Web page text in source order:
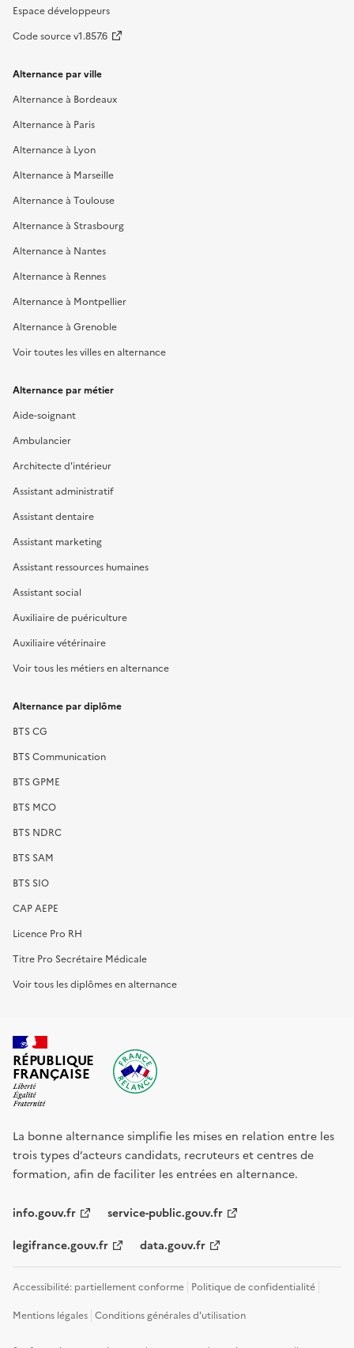
Espace développeurs
Code source v1.857.6
Alternance par ville
Alternance à Bordeaux
Alternance à Paris
Alternance à Lyon
Alternance à Marseille
Alternance à Toulouse
Alternance à Strasbourg
Alternance à Nantes
Alternance à Rennes
Alternance à Montpellier
Alternance à Grenoble
Voir toutes les villes en alternance
Alternance par métier
Aide-soignant
Ambulancier
Architecte d'intérieur
Assistant administratif
Assistant dentaire
Assistant marketing
Assistant ressources humaines
Assistant social
Auxiliaire de puériculture
Auxiliaire vétérinaire
Voir tous les métiers en alternance
Alternance par diplôme
BTS CG
BTS Communication
BTS GPME
BTS MCO
BTS NDRC
BTS SAM
BTS SIO
CAP AEPE
Licence Pro RH
Titre Pro Secrétaire Médicale
Voir tous les diplômes en alternance
RÉPUBLIQUE
FRANÇAISE
La bonne alternance simplifie les mises en relation entre les
trois types d’acteurs candidats, recruteurs et centres de
formation, afin de faciliter les entrées en alternance.
info.gouv.fr service-public.gouv.fr
legifrance.gouv.fr data.gouv.fr
Accessibilité: partiellement conforme Politique de confidentialité
Mentions légales Conditions générales d'utilisation